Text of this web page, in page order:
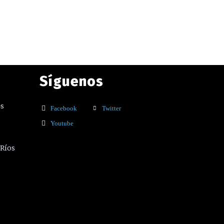
Síguenos
Facebook
Twitter
Youtube